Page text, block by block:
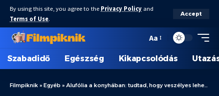
By using this site, you agree to the Privacy Policy and
Terms of Use.
Accept
Aa
Szabadidő Egészség Kikapcsolódás
Filmpiknik » Egyéb » Alufólia a konyhában: tudtad, hogy veszélyes lehet? Mutatom, mivel helyettesítsd!